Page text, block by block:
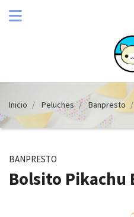
Inicio Peluches Banpresto
BANPRESTO
Bolsito Pikachu